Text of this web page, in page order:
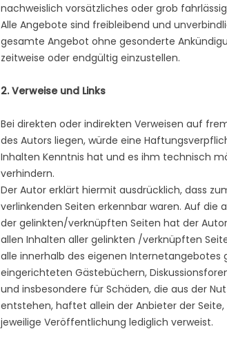
nachweislich vorsätzliches oder grob
Alle Angebote sind freibleibend und
gesamte Angebot ohne gesonderte
zeitweise oder endgültig einzustellen.
2. Verweise und Links
Bei direkten oder indirekten Verweisen auf
des Autors liegen, würde eine
Inhalten Kenntnis hat und es ihm technisch
verhindern.
Der Autor erklärt hiermit ausdrücklich, dass
verlinkenden Seiten erkennbar waren. Auf
der gelinkten/verknüpften Seiten hat der
allen Inhalten aller gelinkten /verknüpften
alle innerhalb des eigenen Internetangebotes
eingerichteten Gästebüchern,
und insbesondere für Schäden, die aus der
entstehen, haftet allein der Anbieter der
jeweilige Veröffentlichung lediglich verweist.